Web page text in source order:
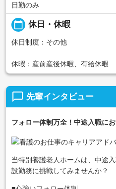
日勤のみ
calendar_today 休日・休暇
休日制度：その他
休暇：産前産後休暇、有給休暇
chat_bubble_outline 先輩インタビュー
フォロー体制万全！中途入職に
当特別養護老人ホームは、中途
設勤務に挑戦してみませんか？